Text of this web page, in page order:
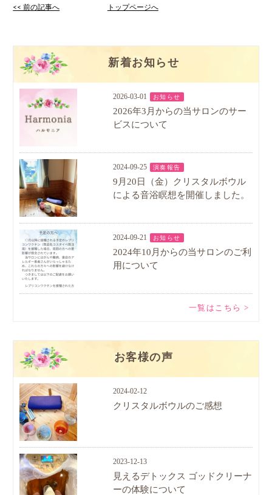
<< 前の記事へ トップページへ
新着お知らせ
2026-03-01 お知らせ
2026年3月からの当サロンのサー
ビスについて
2024-09-25 演奏報告
9月20日（金）クリスタルボウル
による音浴瞑想を開催しました。
2024-09-21 お知らせ
2024年10月からの当サロンのご利
用について
一覧はこちら >
お客様の声
2024-02-12
クリスタルボウルのご感想
2023-12-13
見えるデトックス ゴッドクリーナ
ーの体験について